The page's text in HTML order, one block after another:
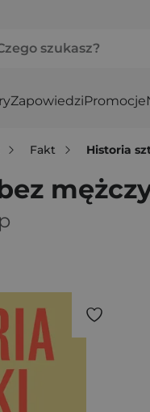
ZapowiedziPromocje
Fakt Historia